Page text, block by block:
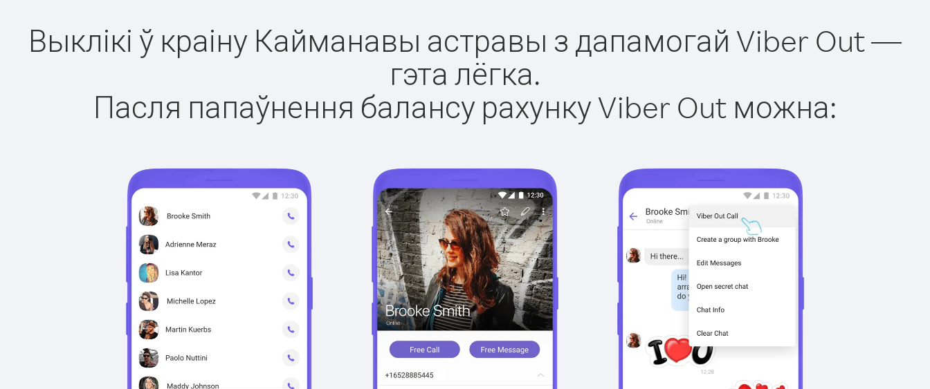
Выклікі ў краіну Кайманавы астравы з дапамогай Viber Out —
гэта лёгка.
Пасля папаўнення балансу рахунку Viber Out можна: